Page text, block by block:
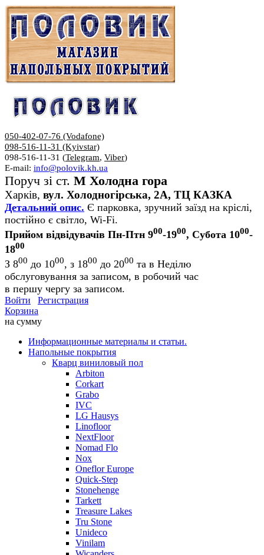
050-402-07-76 (Vodafone)
098-516-11-31 (Kyivstar)
098-516-11-31 (Telegram, Viber)
E-mail: info@polovik.kh.ua
Поруч зі ст. М Холодна гора
Харків, вул. Холодногірська, 2А, ТЦ КАЗКА
Детальний опис. Є парковка, зручний заїзд на кріслі,
постійно є світло, Wi-Fi.
Прийом відвідувачів Пн-Птн 900-1900, Субота 1000-
1800
З 800 до 1000, з 1800 до 2000 та в Неділю
обслуговування за записом, в робочий час
в першу чергу за записом.
Войти
Регистрация
Корзина
на сумму
Информационные материалы и статьи.
Напольные покрытия
Кварц виниловый пол
Arbiton
Corkart
Grabo
IVC
LG Hausys
Linofloor
NextFloor
Nomad Flo
Nox
Oneflor Europe
Quick-Step
Stonehenge
Tarkett
Treasure Lakes
Tru Stone
Unideco
Vinilam